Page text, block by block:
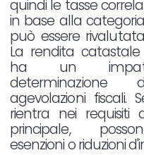
quindi le tasse
in base alla
può essere
La rendita
ha un
agevolazioni fiscali.
rientra nei requisiti
principale,
esenzioni o riduzioni